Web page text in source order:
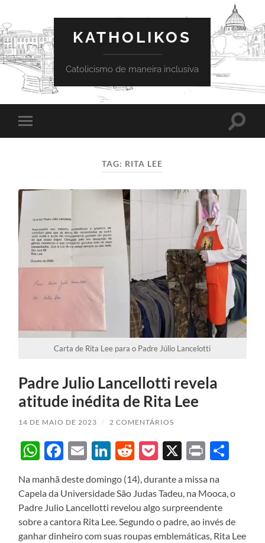
KATHOLIKOS
Catolicismo de maneira inclusiva
Toggle
mobile
Toggle
TAG: RITA LEE
Carta de Rita Lee para o Padre Júlio Lancelotti
Padre Julio Lancellotti revela
atitude inédita de Rita Lee
14 DE MAIO DE 2023 / 2 COMENTÁRIOS
WhatsApp
Facebook
EmailLinkedIn
Reddit
Pocket
X Print
Na manhã deste domingo (14), durante a missa na
Capela da Universidade São Judas Tadeu, na Mooca, o
Padre Julio Lancellotti revelou algo surpreendente
sobre a cantora Rita Lee. Segundo o padre, ao invés de
ganhar dinheiro com suas roupas emblemáticas, Rita Lee